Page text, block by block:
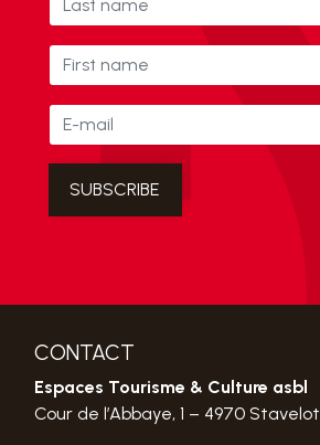
CONTACT
Espaces Tourisme & Culture asbl
Cour de l’Abbaye, 1 – 4970 Stavelot